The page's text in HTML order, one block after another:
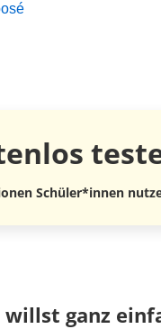
Schüler*innen
willst ganz